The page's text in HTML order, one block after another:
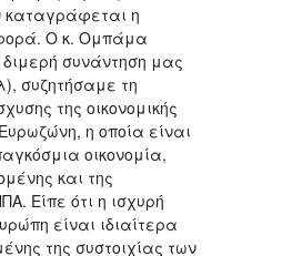
καταγράφεται η
Ο κ. Ομπάμα
συνάντηση μας
συζητήσαμε τη
της οικονομικής
η οποία είναι
οικονομία,
και της
Είπε ότι η ισχυρή
είναι ιδιαίτερα
της συστοιχίας των